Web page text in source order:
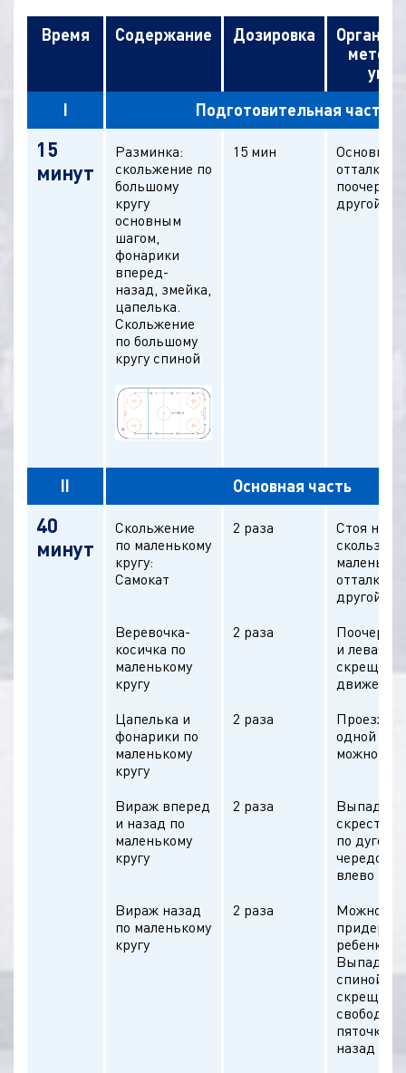
Время Содержание Дозировка
I
Подготовительная часть
15
минут
Разминка:
скольжение по
большому
кругу
основным
шагом,
фонарики
вперед-
назад, змейка,
цапелька.
Скольжение
по большому
кругу спиной
15 мин
Основной
другой
II Основная часть
40
минут
Скольжение
по маленькому
кругу:
Самокат
2 раза
Стоя на
скользим
другой
Веревочка-
косичка по
маленькому
кругу
2 раза
и левая
Цапелька и
фонарики по
маленькому
кругу
2 раза
одной
можно
Вираж вперед
и назад по
маленькому
кругу
2 раза
Выпад в
скрест
по дуге
влево
Вираж назад
по маленькому
кругу
2 раза
Можно
ребенка
Выпад в
спиной,
пяточкой
назад